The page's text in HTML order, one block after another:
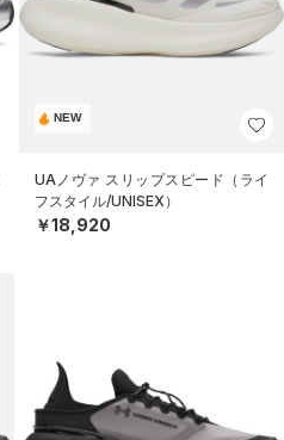
NEW
UAノヴァ スリップスピード（ライ
フスタイル/UNISEX）
￥18,920